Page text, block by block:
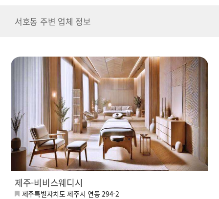
서호동 주변 업체 정보
제주-비비스웨디시
제주특별자치도 제주시 연동 294-2